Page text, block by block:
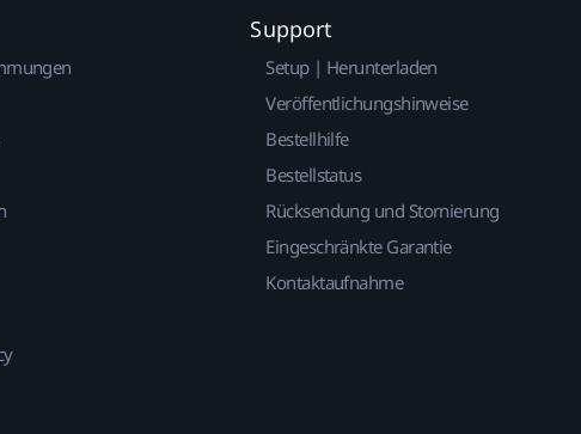
Support
Setup | Herunterladen
Veröffentlichungshinweise
Bestellhilfe
Bestellstatus
Rücksendung und Stornierung
Eingeschränkte Garantie
Kontaktaufnahme